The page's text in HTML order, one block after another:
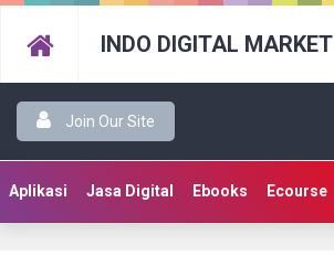
INDO DIGITAL MARKET
Join Our Site
Aplikasi Jasa Digital Ebooks Ecourse